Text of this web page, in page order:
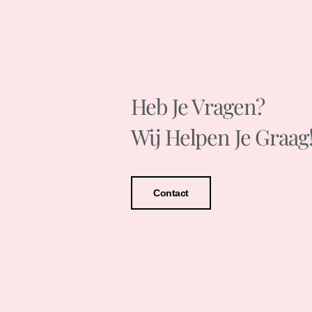
Heb Je Vragen?
Wij Helpen Je
Contact